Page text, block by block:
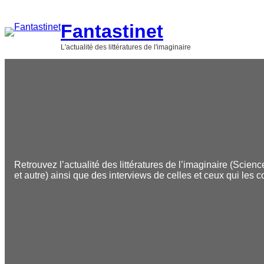
contenu
Fantastinet
L'actualité des littératures de l'imaginaire
Retrouvez l’actualité des littératures de l’imaginaire
et autre) ainsi que des interviews de celles et ceux qui les